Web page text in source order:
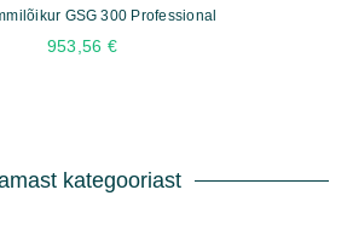
GSG 300 Professional
953,56 €
kategooriast